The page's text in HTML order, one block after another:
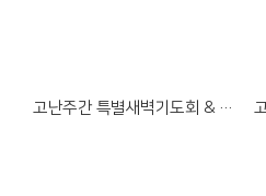
고난주간 특별새벽기도회 & 성금요예배 (26년 3월 30일~4월 3일)